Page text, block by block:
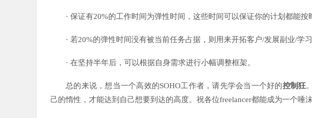
· 保证有20%的工作时间为弹性时间，这些时间可以保证你的计划都能按
· 若20%的弹性时间没有被当前任务占据，则用来开拓客户/发展副业/学
· 在坚持半年后，可以根据自身需求进行小幅调整框架。
总的来说，想当一个高效的SOHO工作者，请先学会当一个好的控制狂
己的惰性，才能达到自己想要到达的高度。祝各位freelancer都能成为一个唾